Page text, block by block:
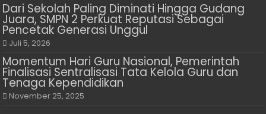
Dari Sekolah Paling Diminati Hingga Gudang
Juara, SMPN 2 Perkuat Reputasi Sebagai
Pencetak Generasi Unggul
Juli 5, 2026
Momentum Hari Guru Nasional, Pemerintah
Finalisasi Sentralisasi Tata Kelola Guru dan
Tenaga Kependidikan
November 25, 2025